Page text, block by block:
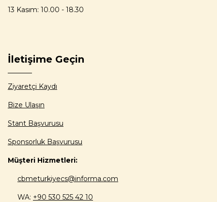
13 Kasım: 10.00 - 18.30
İletişime Geçin
Ziyaretçi Kaydı
Bize Ulaşın
Stant Başvurusu
Sponsorluk Başvurusu
Müşteri Hizmetleri:
cbmeturkiyecs@informa.com
WA: +90 530 525 42 10